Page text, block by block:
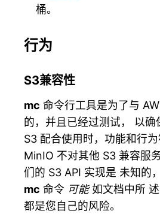
桶。
行为
S3兼容性
mc 命令行工具是为了与
的，并且已经过测试， 以
S3 配合使用时，功能和行为
MinIO 不对其他 S3 兼容服
们的 S3 API 实现是 未知的
mc 命令 可能如文档中所
都是您自己的风险。